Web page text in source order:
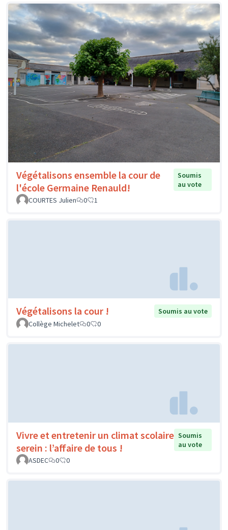
Végétalisons ensemble la cour de
l'école Germaine Renauld!
Soumis
au vote
COURTES Julien
0 1
Végétalisons la cour !
Soumis au vote
Collège Michelet
0 0
Vivre et entretenir un climat scolaire
serein : l’affaire de tous !
Soumis
au vote
ASDEC
0 0